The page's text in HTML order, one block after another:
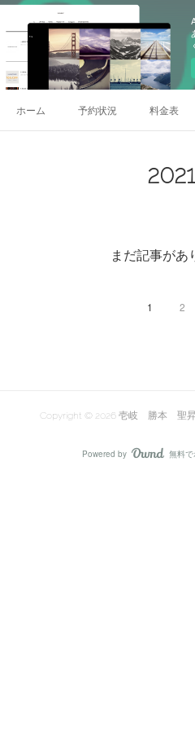
ホーム 予約状況 料金表
2021
まだ記事があ
1 2
Copyright © 2026 壱岐 勝本 聖昇
Powered by 無料